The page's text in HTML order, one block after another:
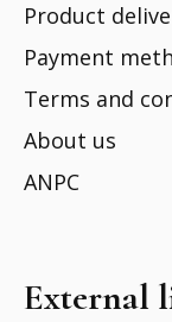
Product
Payment
Terms and
About us
ANPC
External